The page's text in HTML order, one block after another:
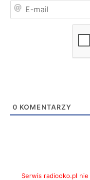
0 KOMENTARZY
Serwis radiooko.pl